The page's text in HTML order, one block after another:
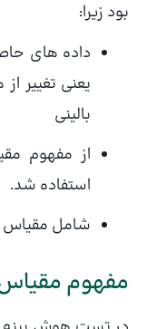
بود زیرا:
داده های
یعنی تغییر
بالینی
از مفهوم
استفاده شد.
شامل مقیاس
مفهوم